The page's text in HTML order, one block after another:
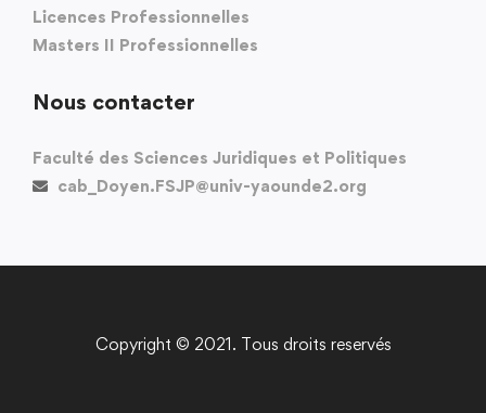
Licences Professionnelles
Masters II Professionnelles
Nous contacter
Faculté des Sciences Juridiques et Politiques
cab_Doyen.FSJP@univ-yaounde2.org
Copyright © 2021. Tous droits reservés